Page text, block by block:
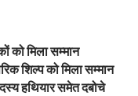
को मिला सम्मान
शिल्प को मिला सम्मान
हथियार समेत दबोचे